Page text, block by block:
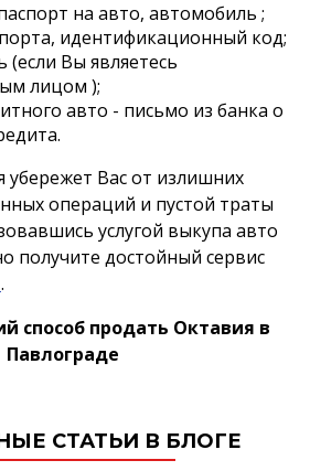
на авто, автомобиль ;
идентификационный код;
(если Вы являетесь
лицом );
авто - письмо из банка о
Вас от излишних
операций и пустой траты
услугой выкупа авто
получите достойный сервис
.
способ продать Октавия в
Павлограде
СТАТЬИ В БЛОГЕ